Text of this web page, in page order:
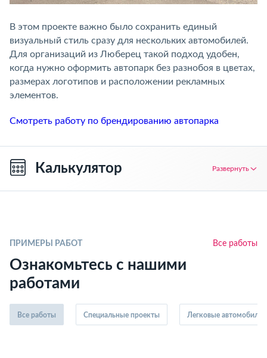
В этом проекте важно было сохранить единый
визуальный стиль сразу для нескольких автомобилей.
Для организаций из Люберец такой подход удобен,
когда нужно оформить автопарк без разнобоя в цветах,
размерах логотипов и расположении рекламных
элементов.
Смотреть работу по брендированию автопарка
Калькулятор Развернуть
ПРИМЕРЫ РАБОТ Все работы
Ознакомьтесь с нашими
работами
Все работы Специальные проекты Легковые автомобили